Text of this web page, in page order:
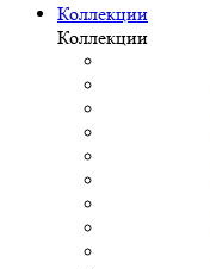
Коллекции
Коллекции